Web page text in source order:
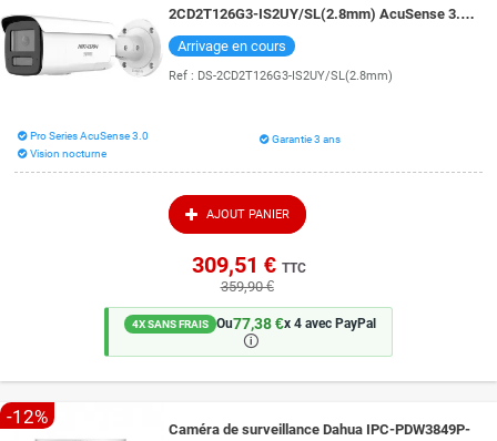
2CD2T126G3-IS2UY/SL(2.8mm) AcuSense 3.0
défense active vision de nuit 60 mètres
Arrivage en cours
Ref : DS-2CD2T126G3-IS2UY/SL(2.8mm)
Pro Series AcuSense 3.0
Vision nocturne
Garantie 3 ans
AJOUT PANIER
309,51 € TTC
359,90 €
4X SANS FRAIS Ou77,38 €x 4 avec PayPal
🛈
-12%
Caméra de surveillance Dahua IPC-PDW3849P-